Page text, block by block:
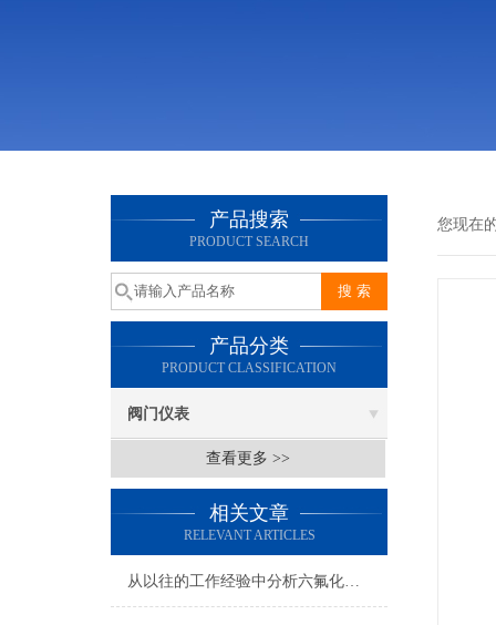
产品搜索
PRODUCT SEARCH
产品分类
PRODUCT CLASSIFICATION
阀门仪表
查看更多 >>
相关文章
RELEVANT ARTICLES
从以往的工作经验中分析六氟化硫压力表可能遇到的问题
您现在